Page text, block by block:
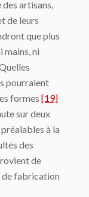
artisans,
de leurs
que plus
mains, ni
pourraient
formes [19]
sur deux
à la
des
de
de fabrication